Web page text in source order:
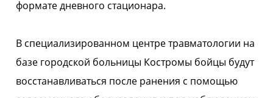
формате дневного стационара.
В специализированном центре травматологии на
базе городской больницы Костромы бойцы будут
восстанавливаться после ранения с помощью